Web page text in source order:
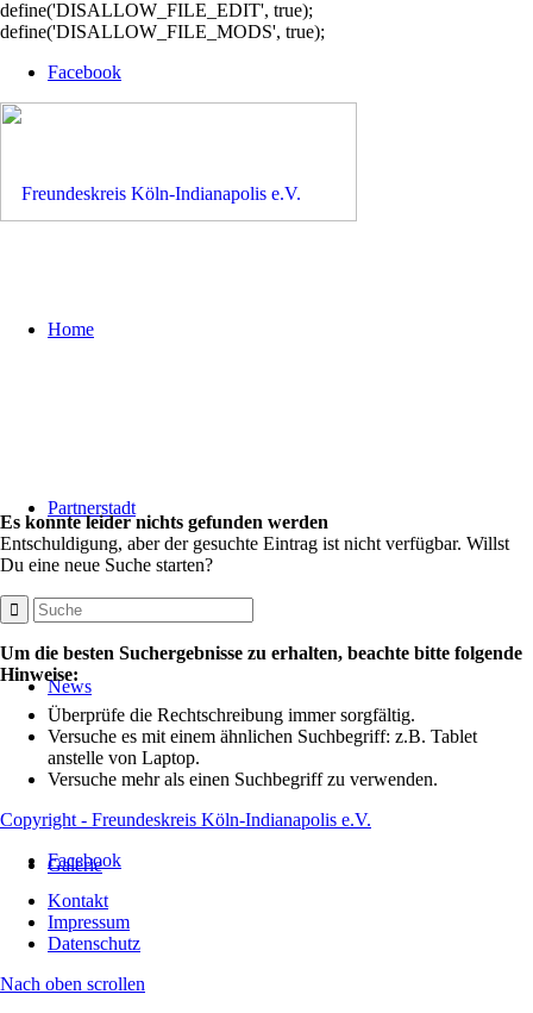
define('DISALLOW_FILE_EDIT', true);
define('DISALLOW_FILE_MODS', true);
Facebook
Home
Partnerstadt
News
Galerie
Es konnte leider nichts gefunden werden
Entschuldigung, aber der gesuchte Eintrag ist nicht verfügbar. Willst
Du eine neue Suche starten?
Um die besten Suchergebnisse zu erhalten, beachte bitte folgende
Hinweise:
Überprüfe die Rechtschreibung immer sorgfältig.
Versuche es mit einem ähnlichen Suchbegriff: z.B. Tablet
anstelle von Laptop.
Versuche mehr als einen Suchbegriff zu verwenden.
Copyright - Freundeskreis Köln-Indianapolis e.V.
Facebook
Kontakt
Impressum
Datenschutz
Nach oben scrollen